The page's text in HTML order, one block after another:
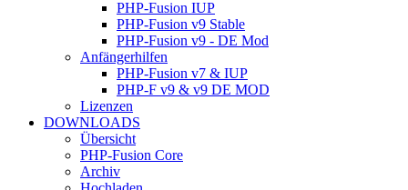
PHP-Fusion IUP
PHP-Fusion v9 Stable
PHP-Fusion v9 - DE Mod
Anfängerhilfen
PHP-Fusion v7 & IUP
PHP-F v9 & v9 DE MOD
Lizenzen
DOWNLOADS
Übersicht
PHP-Fusion Core
Archiv